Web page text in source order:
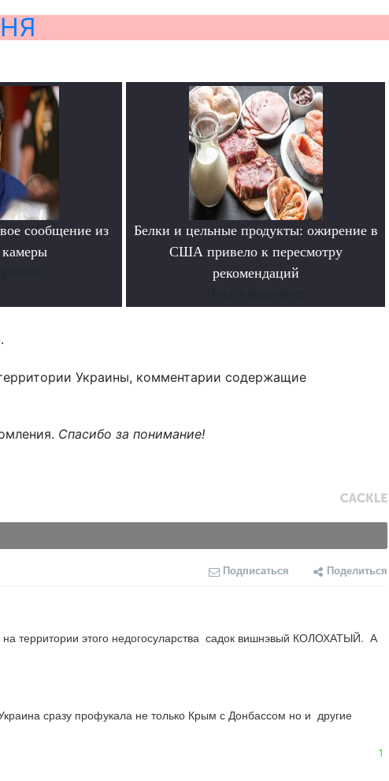
сообщение из
Белки и цельные продукты: ожирение в
США привело к пересмотру
рекомендаций
Украины, комментарии содержащие
Спасибо за понимание!
Подписаться Поделиться
территории этого недогосуларства  садок вишнэвый КОЛОХАТЫЙ.  А
сразу профукала не только Крым с Донбассом но и  другие
1